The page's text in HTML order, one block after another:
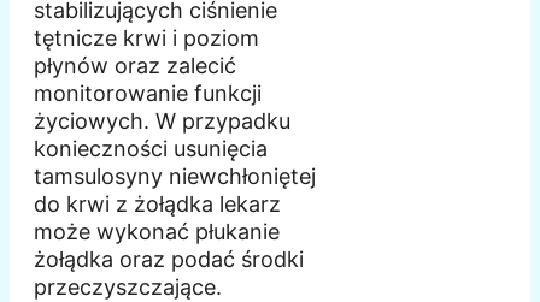
stabilizujących ciśnienie
tętnicze krwi i poziom
płynów oraz zalecić
monitorowanie funkcji
życiowych. W przypadku
konieczności usunięcia
tamsulosyny niewchłoniętej
do krwi z żołądka lekarz
może wykonać płukanie
żołądka oraz podać środki
przeczyszczające.